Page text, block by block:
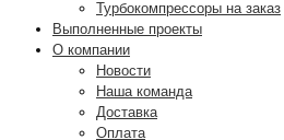
Турбокомпрессоры на заказ
Выполненные проекты
О компании
Новости
Наша команда
Доставка
Оплата